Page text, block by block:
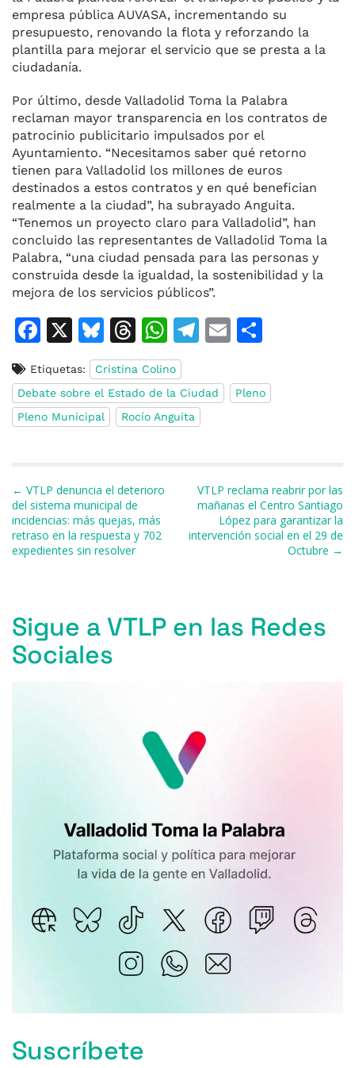
empresa pública AUVASA, incrementando su
presupuesto, renovando la flota y reforzando la
plantilla para mejorar el servicio que se presta a la
ciudadanía.
Por último, desde Valladolid Toma la Palabra
reclaman mayor transparencia en los contratos de
patrocinio publicitario impulsados por el
Ayuntamiento. “Necesitamos saber qué retorno
tienen para Valladolid los millones de euros
destinados a estos contratos y en qué benefician
realmente a la ciudad”, ha subrayado Anguita.
“Tenemos un proyecto claro para Valladolid”, han
concluido las representantes de Valladolid Toma la
Palabra, “una ciudad pensada para las personas y
construida desde la igualdad, la sostenibilidad y la
mejora de los servicios públicos”.
F
c
e
b
o
k
X
Bl
u
e
s
k
T
h
re
a
d
W
h
at
s
A
T
e
gr
a
E
ai
l
m
p
r
Etiquetas:
Cristina Colino
Debate sobre el Estado de la Ciudad
Pleno
Pleno Municipal
Rocío Anguita
Navegación de entradas
← VTLP denuncia el deterioro
del sistema municipal de
incidencias: más quejas, más
retraso en la respuesta y 702
expedientes sin resolver
VTLP reclama reabrir por las
mañanas el Centro Santiago
López para garantizar la
intervención social en el 29 de
Octubre →
Sigue a VTLP en las Redes
Sociales
Suscríbete